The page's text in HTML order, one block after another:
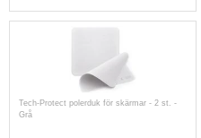
Tech-Protect polerduk för skärmar - 2 st. -
Grå